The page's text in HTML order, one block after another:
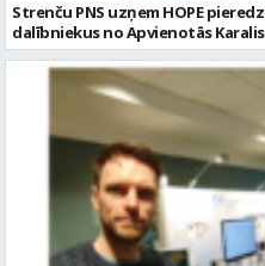
Strenču PNS uzņem HOPE
dalībniekus no Apvienotās